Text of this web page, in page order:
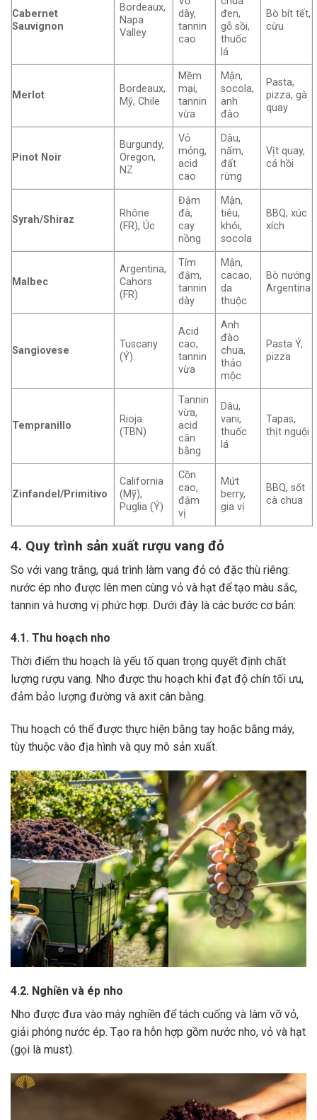
Cabernet
Sauvignon
Bordeaux,
Napa
Valley
dày,
tannin
cao
đen,
gỗ sồi,
thuốc
lá
Bò bít tết,
cừu
Merlot
Bordeaux,
Mỹ, Chile
Mềm
mại,
tannin
vừa
Mận,
socola,
anh
đào
Pasta,
pizza, gà
quay
Pinot Noir
Burgundy,
Oregon,
NZ
Vỏ
mỏng,
acid
cao
Dâu,
nấm,
đất
rừng
Vịt quay,
cá hồi
Syrah/Shiraz
Rhône
(FR), Úc
Đậm
đà,
cay
nồng
Mận,
tiêu,
khói,
socola
BBQ, xúc
xích
Malbec
Argentina,
Cahors
(FR)
Tím
đậm,
tannin
dày
Mận,
cacao,
da
thuộc
Bò nướng
Argentina
Sangiovese
Tuscany
(Ý)
Acid
cao,
tannin
vừa
Anh
đào
chua,
thảo
mộc
Pasta Ý,
pizza
Tempranillo
Rioja
(TBN)
Tannin
vừa,
acid
cân
bằng
Dâu,
vani,
thuốc
lá
Tapas,
thịt nguội
Zinfandel/Primitivo
California
(Mỹ),
Puglia (Ý)
Cồn
cao,
đậm
vị
Mứt
berry,
gia vị
BBQ, sốt
cà chua
4. Quy trình sản xuất rượu vang đỏ
So với vang trắng, quá trình làm vang đỏ có đặc thù riêng:
nước ép nho được lên men cùng vỏ và hạt để tạo màu sắc,
tannin và hương vị phức hợp. Dưới đây là các bước cơ bản:
4.1. Thu hoạch nho
Thời điểm thu hoạch là yếu tố quan trọng quyết định chất
lượng rượu vang. Nho được thu hoạch khi đạt độ chín tối ưu,
đảm bảo lượng đường và axit cân bằng.
Thu hoạch có thể được thực hiện bằng tay hoặc bằng máy,
tùy thuộc vào địa hình và quy mô sản xuất.
4.2. Nghiền và ép nho
Nho được đưa vào máy nghiền để tách cuống và làm vỡ vỏ,
giải phóng nước ép. Tạo ra hỗn hợp gồm nước nho, vỏ và hạt
(gọi là must).